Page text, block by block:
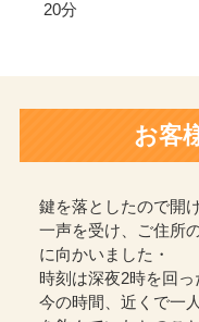
20分
お客
鍵を落としたので開
一声を受け、ご住所
に向かいました・
時刻は深夜2時を回っ
今の時間、近くで一